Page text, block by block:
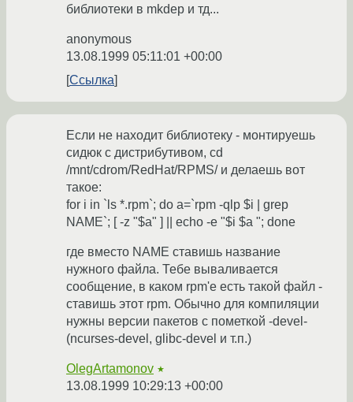
библиотеки в mkdep и тд...
anonymous
13.08.1999 05:11:01 +00:00
Ссылка
Если не находит библиотеку - монтируешь
сидюк с дистрибутивом, cd
/mnt/cdrom/RedHat/RPMS/ и делаешь вот
такое:
for i in `ls *.rpm`; do a=`rpm -qlp $i | grep
NAME`; [ -z "$a" ] || echo -e "$i $a "; done
где вместо NAME ставишь название
нужного файла. Тебе вываливается
сообщение, в каком rpm'е есть такой файл -
ставишь этот rpm. Обычно для компиляции
нужны версии пакетов с пометкой -devel-
(ncurses-devel, glibc-devel и т.п.)
OlegArtamonov ★
13.08.1999 10:29:13 +00:00